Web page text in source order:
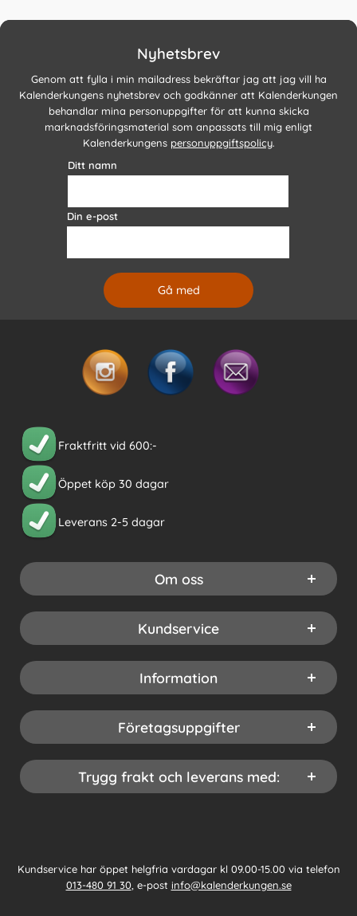
Nyhetsbrev
Genom att fylla i min mailadress bekräftar jag att jag vill ha
Kalenderkungens nyhetsbrev och godkänner att Kalenderkungen
behandlar mina personuppgifter för att kunna skicka
marknadsföringsmaterial som anpassats till mig enligt
Kalenderkungens personuppgiftspolicy.
Ditt namn
Din e-post
Fraktfritt vid 600:-
Öppet köp 30 dagar
Leverans 2-5 dagar
Om oss
Kundservice
Information
Företagsuppgifter
Trygg frakt och leverans med:
Kundservice har öppet helgfria vardagar kl 09.00-15.00 via telefon
013-480 91 30, e-post info@kalenderkungen.se